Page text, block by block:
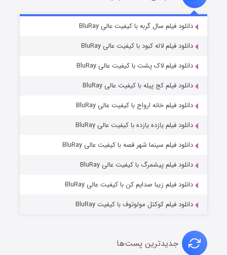
قسمت۶ (زیرنویس) منتشر شد دانلود فیلم سال گربه با کیفیت عالی BluRay
دانلود فیلم لاله کبود با کیفیت عالی BluRay
دانلود فیلم لاک پشت با کیفیت عالی BluRay
دانلود فیلم کج‌ پیله با کیفیت عالی BluRay
دانلود فیلم خانه ارواح با کیفیت عالی BluRay
دانلود فیلم یازده یازده با کیفیت عالی BluRay
دانلود فیلم سینما شهر قصه با کیفیت عالی BluRay
دانلود فیلم پیشمرگ با کیفیت عالی BluRay
دانلود فیلم زیبا صدایم کن با کیفیت عالی BluRay
دانلود فیلم کوکتل مولوتوف با کیفیت BluRay
جدیدترین پست‌ها